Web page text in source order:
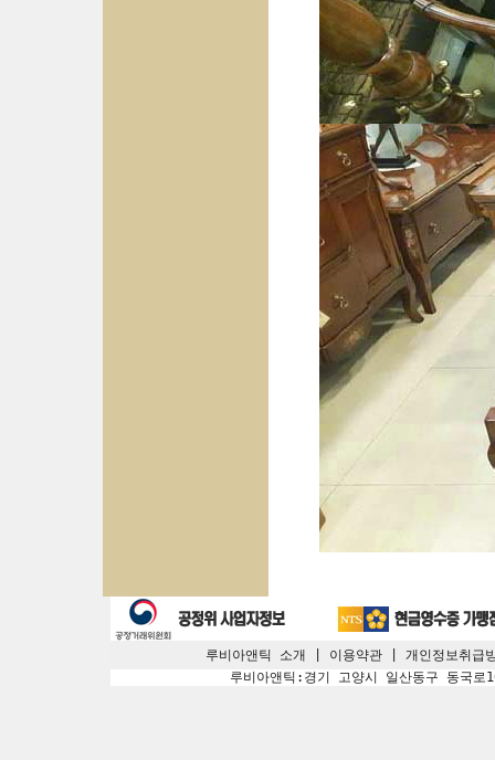
루비아앤틱 소개 이용약관| 개인정보취급
루비아앤틱:경기 고양시 일산동구 동국